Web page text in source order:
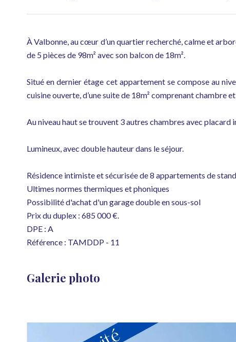
À Valbonne, au cœur d’un quartier recherché, calme et
de 5 pièces de 98m² avec son balcon de 18m².
Situé en dernier étage cet appartement se compose au
cuisine ouverte, d’une suite de 18m² comprenant chambre
Au niveau haut se trouvent 3 autres chambres avec placard
Lumineux, avec double hauteur dans le séjour.
Résidence intimiste et sécurisée de 8 appartements de
Ultimes normes thermiques et phoniques
Possibilité d'achat d'un garage double en sous-sol
Prix du duplex : 685 000 €.
DPE : A
Référence : TAMDDP - 11
Galerie photo